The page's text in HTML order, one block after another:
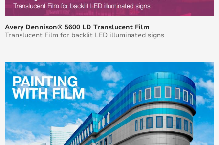
Wie beschafft man Materialien, die einen geringen
ökologischen Fußabdruck aufweisen?
Wie verringern wir unseren Fußabdruck im
Avery Dennison and Mactac further expand their
product portfolios for FESPA 2022
Innovationen von Avery Dennison auf der FESPA 2022
- Leistung und Nachhaltigkeit auf ganz neuem
Niveau
Nachhaltige Design - Dekorieren mit Rosenblättern
im Herzen Irlands - Organoid Natural Surfaces
Avery Dennison® 5600 LD Translucent Film
Translucent Film for backlit LED illuminated signs